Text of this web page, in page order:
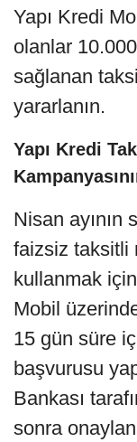
Yapı Kredi
olanlar
sağlanan
yararlanın.
Yapı Kredi
Nisan ayının
faizsiz taksitli
kullanmak
Mobil
15 gün süre
başvurusu
Bankası
sonra